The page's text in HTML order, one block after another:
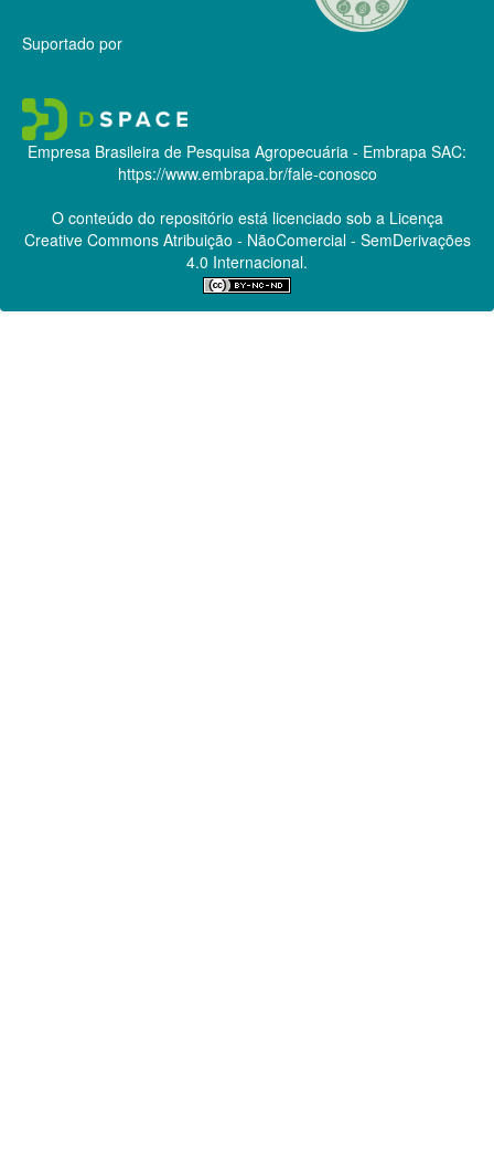
Suportado por
Empresa Brasileira de Pesquisa Agropecuária - Embrapa SAC:
https://www.embrapa.br/fale-conosco
O conteúdo do repositório está licenciado sob a Licença
Creative CommonsAtribuição - NãoComercial - SemDerivações
4.0 Internacional.